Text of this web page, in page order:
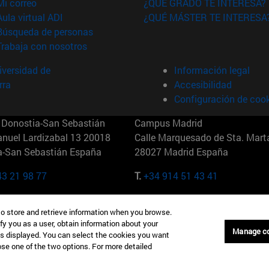
correo
virtual ADI (abre en nueva ventana)
de personas(abre en nueva ventana)
con nosotros(abre en nueva ventana)
¿QUÉ GRADO TE INTERESA?
¿QUÉ MÁSTER TE
de
Información legal
Accesibilidad
Configuración de
San Sebastián
Lardizabal 13 20018
San Sebastián España
21 98 77
Campus Madrid
Calle Marquesado de Sta.
28027 Madrid España
T.+34 914 51 43 41
St 10019-2201 Nueva York
346 8850
Maria-Theresia-Straße 15
Múnich Alemania
T.+49 89 24209790
store and retrieve information when you browse.
you as a user, obtain information about your
displayed. You can select the cookies you want
one of the two options. For more detailed
Manage